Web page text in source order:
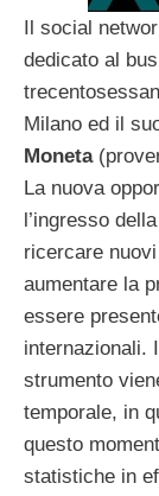
Il social
dedicato al
Milano ed il
Moneta
La nuova
l’ingresso
ricercare
aumentare la
essere
internazionali.
strumento
temporale, in
questo
statistiche in